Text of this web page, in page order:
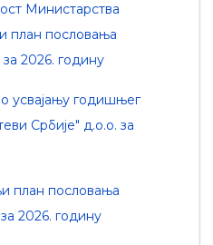
Министарства
план пословања
2026. годину
усвајању годишњег
Србије" д.о.о. за
план пословања
2026. годину